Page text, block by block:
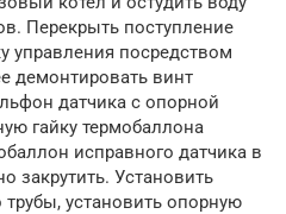
Перекрыть поступление
управления посредством
демонтировать винт
датчика с опорной
гайку термобаллона
исправного датчика в
закрутить. Установить
установить опорную